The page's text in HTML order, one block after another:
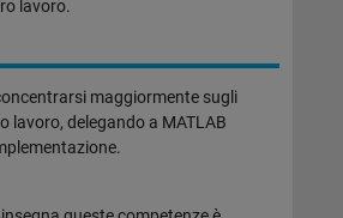
lavoro.
maggiormente sugli
lavoro, delegando a MATLAB